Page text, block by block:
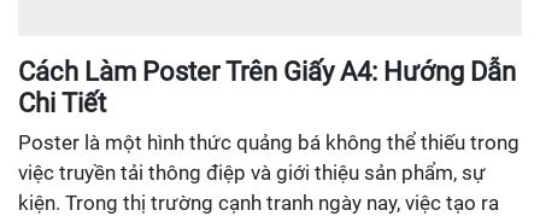
Cách Làm Poster Trên Giấy A4: Hướng Dẫn
Chi Tiết
Poster là một hình thức quảng bá không thể thiếu trong
việc truyền tải thông điệp và giới thiệu sản phẩm, sự
kiện. Trong thị trường cạnh tranh ngày nay, việc tạo ra